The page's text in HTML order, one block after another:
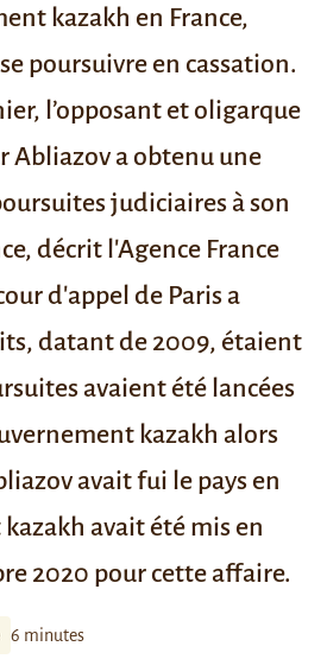
kazakh en France,
poursuivre en cassation.
l’opposant et oligarque
Abliazov a obtenu une
judiciaires à son
décrit l'Agence France
d'appel de Paris a
datant de 2009, étaient
avaient été lancées
kazakh alors
avait fui le pays en
avait été mis en
2020 pour cette affaire.
6 minutes